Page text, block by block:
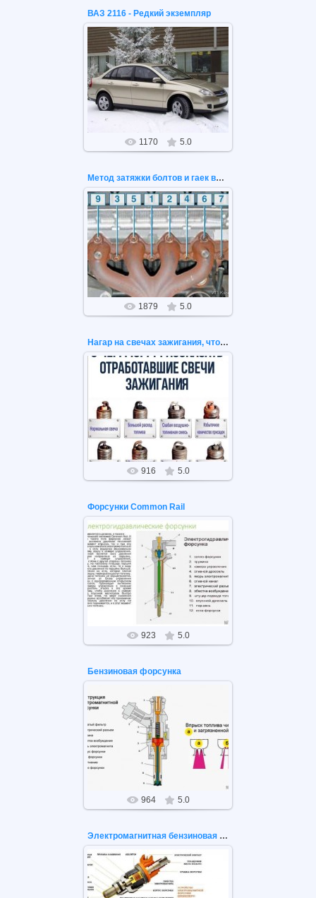
ВАЗ 2116 - Редкий экземпляр
22.01.2021
ВАЗ 2116 - Редкий экземпляр. Lada.
1170 5.0
Метод затяжки болтов и гаек выпускного коллектора 4 цилин...
27.12.2020
Метод затяжки болтов и гаек
выпускного коллектора 4 цилиндра
1879 5.0
Нагар на свечах зажигания, что означает?
Нагар на свечах зажигания, что
означает?
916 5.0
Форсунки Common Rail
02.12.2020
Дизельные форсунки системы
Common Rail. Принцип работы.
923 5.0
Бензиновая форсунка
02.12.2020
Бензиновая форсунка. Принцип
работы.
964 5.0
Электромагнитная бензиновая форсунка
02.12.2020